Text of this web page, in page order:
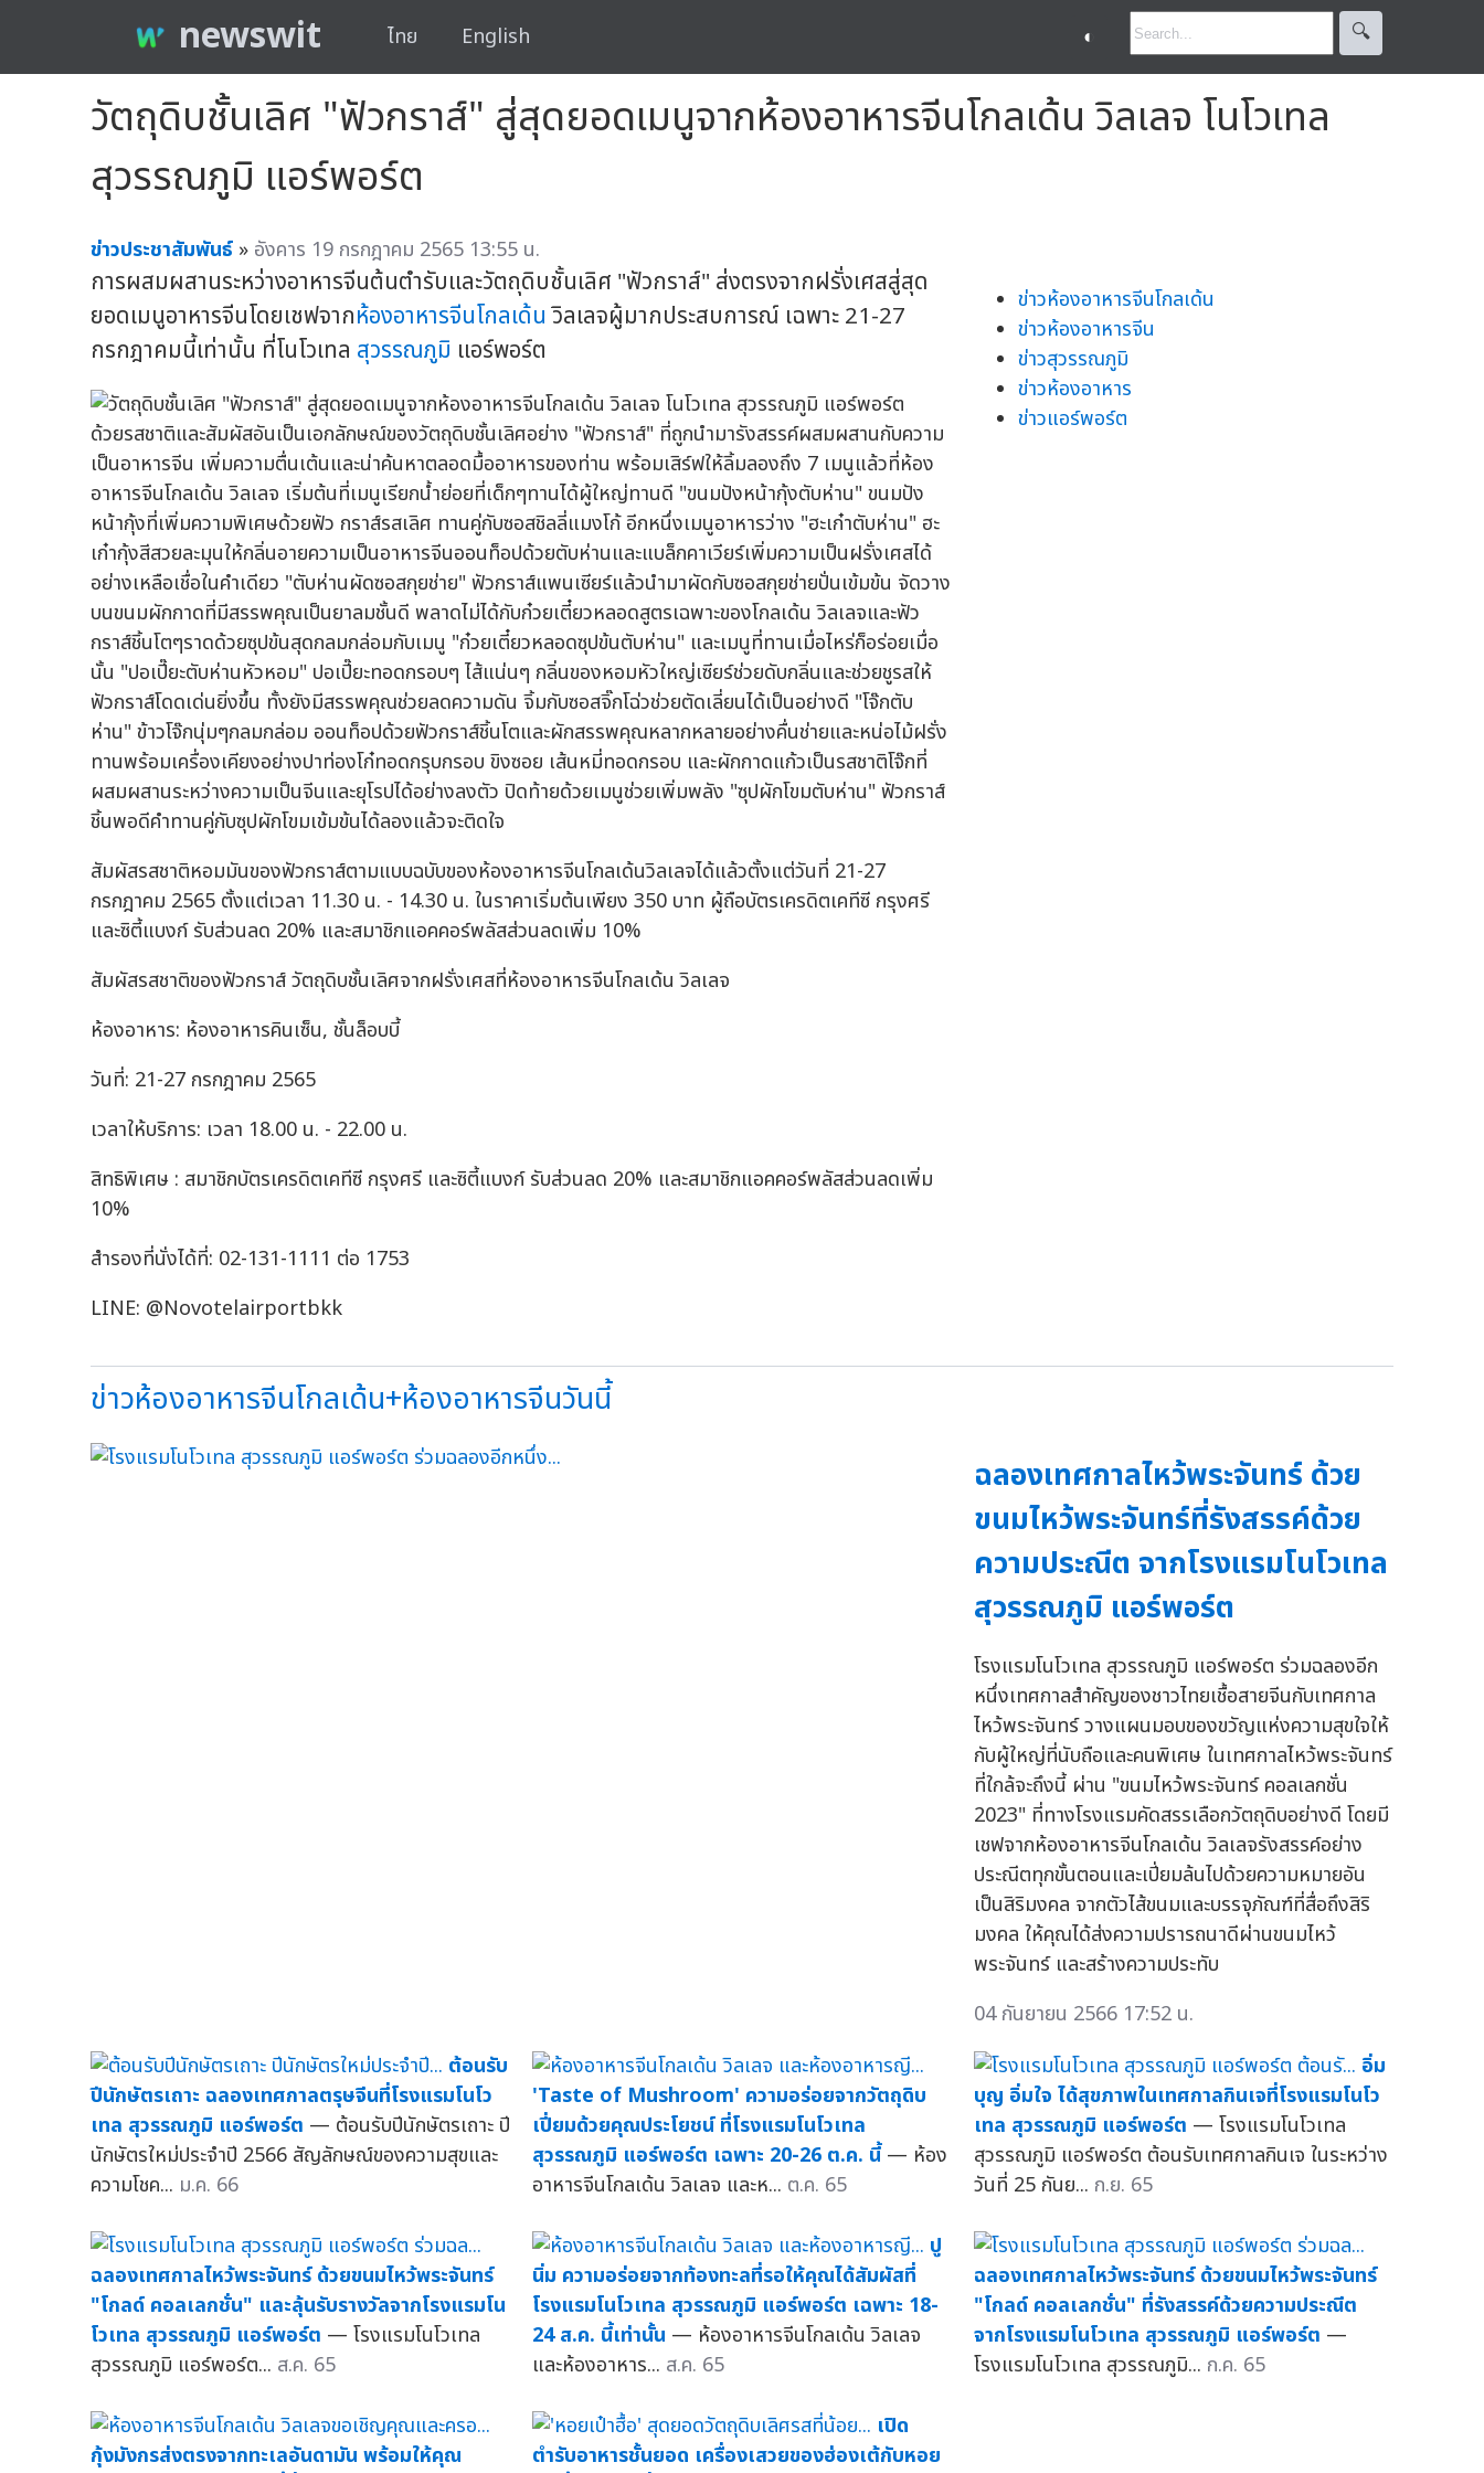
newswit ไทย English ◐ 🔍︎
วัตถุดิบชั้นเลิศ "ฟัวกราส์" สู่สุดยอดเมนูจากห้องอาหารจีนโกลเด้น วิลเลจ โนโวเทล
สุวรรณภูมิ แอร์พอร์ต
ข่าวประชาสัมพันธ์ » อังคาร 19 กรกฎาคม 2565 13:55 น.
การผสมผสานระหว่างอาหารจีนต้นตำรับและวัตถุดิบชั้นเลิศ "ฟัวกราส์" ส่งตรงจากฝรั่งเศสสู่สุด
ยอดเมนูอาหารจีนโดยเชฟจากห้องอาหารจีนโกลเด้นวิลเลจผู้มากประสบการณ์ เฉพาะ 21-27
กรกฎาคมนี้เท่านั้น ที่โนโวเทล สุวรรณภูมิ แอร์พอร์ต
ด้วยรสชาติและสัมผัสอันเป็นเอกลักษณ์ของวัตถุดิบชั้นเลิศอย่าง "ฟัวกราส์" ที่ถูกนำมารังสรรค์ผสมผสานกับความ
เป็นอาหารจีน เพิ่มความตื่นเต้นและน่าค้นหาตลอดมื้ออาหารของท่าน พร้อมเสิร์ฟให้ลิ้มลองถึง 7 เมนูแล้วที่ห้อง
อาหารจีนโกลเด้น วิลเลจ เริ่มต้นที่เมนูเรียกน้ำย่อยที่เด็กๆทานได้ผู้ใหญ่ทานดี "ขนมปังหน้ากุ้งตับห่าน" ขนมปัง
หน้ากุ้งที่เพิ่มความพิเศษด้วยฟัว กราส์รสเลิศ ทานคู่กับซอสชิลลี่แมงโก้ อีกหนึ่งเมนูอาหารว่าง "ฮะเก๋าตับห่าน" ฮะ
เก๋ากุ้งสีสวยละมุนให้กลิ่นอายความเป็นอาหารจีนออนท็อปด้วยตับห่านและแบล็กคาเวียร์เพิ่มความเป็นฝรั่งเศสได้
อย่างเหลือเชื่อในคำเดียว "ตับห่านผัดซอสกุยช่าย" ฟัวกราส์แพนเซียร์แล้วนำมาผัดกับซอสกุยช่ายปั่นเข้มข้น จัดวาง
บนขนมผักกาดที่มีสรรพคุณเป็นยาลมชั้นดี พลาดไม่ได้กับก๋วยเตี๋ยวหลอดสูตรเฉพาะของโกลเด้น วิลเลจและฟัว
กราส์ชิ้นโตๆราดด้วยซุปข้นสุดกลมกล่อมกับเมนู "ก๋วยเตี๋ยวหลอดซุปข้นตับห่าน" และเมนูที่ทานเมื่อไหร่ก็อร่อยเมื่อ
นั้น "ปอเปี๊ยะตับห่านหัวหอม" ปอเปี๊ยะทอดกรอบๆ ไส้แน่นๆ กลิ่นของหอมหัวใหญ่เซียร์ช่วยดับกลิ่นและช่วยชูรสให้
ฟัวกราส์โดดเด่นยิ่งขึ้น ทั้งยังมีสรรพคุณช่วยลดความดัน จิ้มกับซอสจิ๊กโฉ่วช่วยตัดเลี่ยนได้เป็นอย่างดี "โจ๊กตับ
ห่าน" ข้าวโจ๊กนุ่มๆกลมกล่อม ออนท็อปด้วยฟัวกราส์ชิ้นโตและผักสรรพคุณหลากหลายอย่างคื่นช่ายและหน่อไม้ฝรั่ง
ทานพร้อมเครื่องเคียงอย่างปาท่องโก๋ทอดกรุบกรอบ ขิงซอย เส้นหมี่ทอดกรอบ และผักกาดแก้วเป็นรสชาติโจ๊กที่
ผสมผสานระหว่างความเป็นจีนและยุโรปได้อย่างลงตัว ปิดท้ายด้วยเมนูช่วยเพิ่มพลัง "ซุปผักโขมตับห่าน" ฟัวกราส์
ชิ้นพอดีคำทานคู่กับซุปผักโขมเข้มข้นได้ลองแล้วจะติดใจ
สัมผัสรสชาติหอมมันของฟัวกราส์ตามแบบฉบับของห้องอาหารจีนโกลเด้นวิลเลจได้แล้วตั้งแต่วันที่ 21-27
กรกฎาคม 2565 ตั้งแต่เวลา 11.30 น. - 14.30 น. ในราคาเริ่มต้นเพียง 350 บาท ผู้ถือบัตรเครดิตเคทีซี กรุงศรี
และซิตี้แบงก์ รับส่วนลด 20% และสมาชิกแอคคอร์พลัสส่วนลดเพิ่ม 10%
สัมผัสรสชาติของฟัวกราส์ วัตถุดิบชั้นเลิศจากฝรั่งเศสที่ห้องอาหารจีนโกลเด้น วิลเลจ
ห้องอาหาร: ห้องอาหารคินเซ็น, ชั้นล็อบบี้
วันที่: 21-27 กรกฎาคม 2565
เวลาให้บริการ: เวลา 18.00 น. - 22.00 น.
สิทธิพิเศษ : สมาชิกบัตรเครดิตเคทีซี กรุงศรี และซิตี้แบงก์ รับส่วนลด 20% และสมาชิกแอคคอร์พลัสส่วนลดเพิ่ม
10%
สำรองที่นั่งได้ที่: 02-131-1111 ต่อ 1753
LINE: @Novotelairportbkk
ข่าวห้องอาหารจีนโกลเด้น
ข่าวห้องอาหารจีน
ข่าวสุวรรณภูมิ
ข่าวห้องอาหาร
ข่าวแอร์พอร์ต
ข่าวห้องอาหารจีนโกลเด้น+ห้องอาหารจีนวันนี้
ฉลองเทศกาลไหว้พระจันทร์ ด้วย
ขนมไหว้พระจันทร์ที่รังสรรค์ด้วย
ความประณีต จากโรงแรมโนโวเทล
สุวรรณภูมิ แอร์พอร์ต
โรงแรมโนโวเทล สุวรรณภูมิ แอร์พอร์ต ร่วมฉลองอีก
หนึ่งเทศกาลสำคัญของชาวไทยเชื้อสายจีนกับเทศกาล
ไหว้พระจันทร์ วางแผนมอบของขวัญแห่งความสุขใจให้
กับผู้ใหญ่ที่นับถือและคนพิเศษ ในเทศกาลไหว้พระจันทร์
ที่ใกล้จะถึงนี้ ผ่าน "ขนมไหว้พระจันทร์ คอลเลกชั่น
2023" ที่ทางโรงแรมคัดสรรเลือกวัตถุดิบอย่างดี โดยมี
เชฟจากห้องอาหารจีนโกลเด้น วิลเลจรังสรรค์อย่าง
ประณีตทุกขั้นตอนและเปี่ยมล้นไปด้วยความหมายอัน
เป็นสิริมงคล จากตัวไส้ขนมและบรรจุภัณฑ์ที่สื่อถึงสิริ
มงคล ให้คุณได้ส่งความปรารถนาดีผ่านขนมไหว้
พระจันทร์ และสร้างความประทับ
04 กันยายน 2566 17:52 น.
ต้อนรับ
ปีนักษัตรเถาะ ฉลองเทศกาลตรุษจีนที่โรงแรมโนโว
เทล สุวรรณภูมิ แอร์พอร์ต — ต้อนรับปีนักษัตรเถาะ ปี
นักษัตรใหม่ประจำปี 2566 สัญลักษณ์ของความสุขและ
ความโชค... ม.ค. 66
'Taste of Mushroom' ความอร่อยจากวัตถุดิบ
เปี่ยมด้วยคุณประโยชน์ ที่โรงแรมโนโวเทล
สุวรรณภูมิ แอร์พอร์ต เฉพาะ 20-26 ต.ค. นี้ — ห้อง
อาหารจีนโกลเด้น วิลเลจ และห... ต.ค. 65
อิ่ม
บุญ อิ่มใจ ได้สุขภาพในเทศกาลกินเจที่โรงแรมโนโว
เทล สุวรรณภูมิ แอร์พอร์ต — โรงแรมโนโวเทล
สุวรรณภูมิ แอร์พอร์ต ต้อนรับเทศกาลกินเจ ในระหว่าง
วันที่ 25 กันย... ก.ย. 65
ฉลองเทศกาลไหว้พระจันทร์ ด้วยขนมไหว้พระจันทร์
"โกลด์ คอลเลกชั่น" และลุ้นรับรางวัลจากโรงแรมโน
โวเทล สุวรรณภูมิ แอร์พอร์ต — โรงแรมโนโวเทล
สุวรรณภูมิ แอร์พอร์ต... ส.ค. 65
ปู
นิ่ม ความอร่อยจากท้องทะลที่รอให้คุณได้สัมผัสที่
โรงแรมโนโวเทล สุวรรณภูมิ แอร์พอร์ต เฉพาะ 18-
24 ส.ค. นี้เท่านั้น — ห้องอาหารจีนโกลเด้น วิลเลจ
และห้องอาหาร... ส.ค. 65
ฉลองเทศกาลไหว้พระจันทร์ ด้วยขนมไหว้พระจันทร์
"โกลด์ คอลเลกชั่น" ที่รังสรรค์ด้วยความประณีต
จากโรงแรมโนโวเทล สุวรรณภูมิ แอร์พอร์ต —
โรงแรมโนโวเทล สุวรรณภูมิ... ก.ค. 65
กุ้งมังกรส่งตรงจากทะเลอันดามัน พร้อมให้คุณ
เปิด
ตำรับอาหารชั้นยอด เครื่องเสวยของฮ่องเต้กับหอย